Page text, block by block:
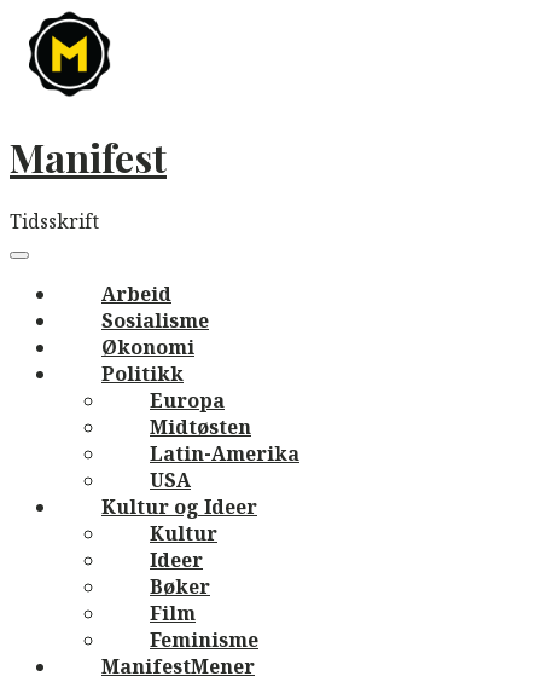
Skip
content
Manifest
Tidsskrift
navigation
Menu
Arbeid
Sosialisme
Økonomi
Politikk
Europa
Midtøsten
Latin-Amerika
USA
Kultur og Ideer
Kultur
Ideer
Bøker
Film
Feminisme
ManifestMener